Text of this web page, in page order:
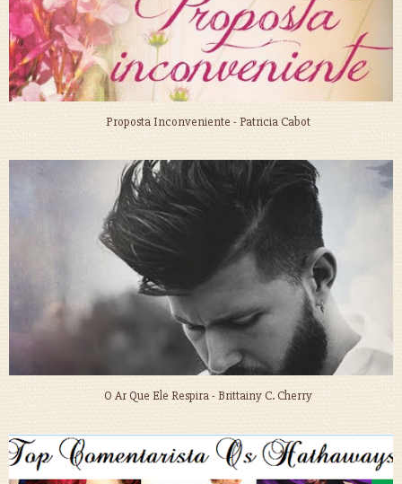
Proposta Inconveniente - Patricia Cabot
O Ar Que Ele Respira - Brittainy C. Cherry